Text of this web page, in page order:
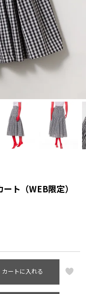
ト（WEB限定）
カートに入れる